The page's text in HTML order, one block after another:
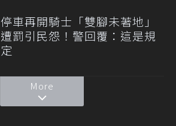
停車再開騎士「雙腳未著地」
遭罰引民怨！警回覆：這是規
定
More